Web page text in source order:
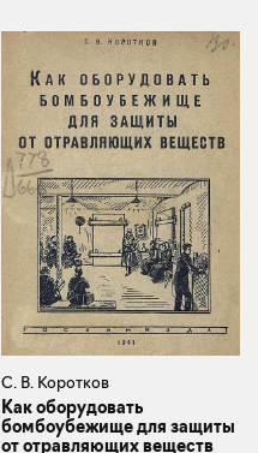
С. В. Коротков
Как оборудовать
бомбоубежище для защиты
от отравляющих веществ